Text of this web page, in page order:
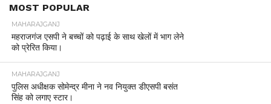
MOST POPULAR
MAHARAJGANJ
महराजगंज एसपी ने बच्चों को पढ़ाई के साथ खेलों में भाग लेने
को प्रेरित किया।
MAHARAJGANJ
पुलिस अधीक्षक सोमेन्द्र मीना ने नव नियुक्त डीएसपी बसंत
सिंह को लगाए स्टार।